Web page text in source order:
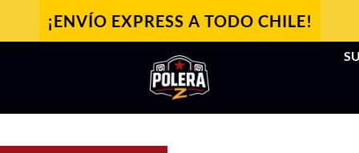
¡ENVÍO EXPRESS A TODO CHILE!